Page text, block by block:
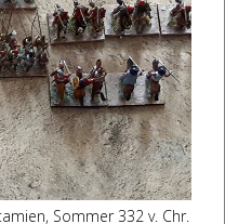
Sommer 332 v. Chr.